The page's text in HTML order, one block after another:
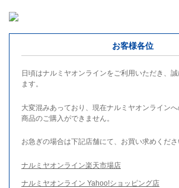
お客様各位
日頃はナルミヤオンラインをご利用いただき、
ます。
大変混みあっており、現在ナルミヤオンライン
商品のご購入ができません。
お急ぎの場合は下記店舗にて、お買い求めくださ
ナルミヤオンライン楽天市場店
ナルミヤオンライン Yahoo!ショッピング店